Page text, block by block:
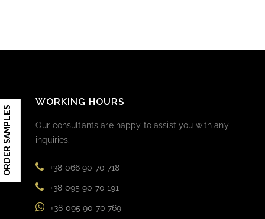
ORDER SAMPLES
WORKING HOURS
Our consultants are happy to assist you with any
inquiries.
+38 066 90 70 718
+38 095 90 70 191
+38 095 90 70 769